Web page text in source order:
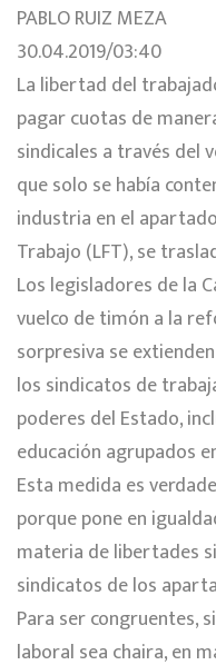
PABLO RUIZ MEZA
30.04.2019/03:40
La libertad del
pagar cuotas de
sindicales a través del
que solo se había
industria en el
Trabajo (LFT), se
Los legisladores de la
vuelco de timón a la
sorpresiva se
los sindicatos de
poderes del Estado,
educación agrupados
Esta medida es
porque pone en
materia de libertades
sindicatos de los
Para ser congruentes,
laboral sea chaira, en